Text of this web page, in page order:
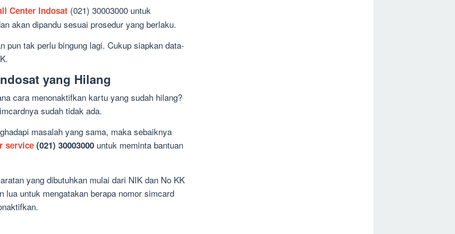
Center Indosat (021) 30003000 untuk
akan dipandu sesuai prosedur yang berlaku.
pun tak perlu bingung lagi. Cukup siapkan data-
yang Hilang
cara menonaktifkan kartu yang sudah hilang?
sudah tidak ada.
masalah yang sama, maka sebaiknya
service (021) 30003000 untuk meminta bantuan
yang dibutuhkan mulai dari NIK dan No KK
lua untuk mengatakan berapa nomor simcard